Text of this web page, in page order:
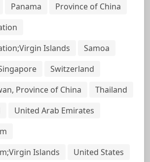
Panama
Province of China
Islands
Samoa
Switzerland
Province of China
Thailand
United Arab Emirates
Islands
United States